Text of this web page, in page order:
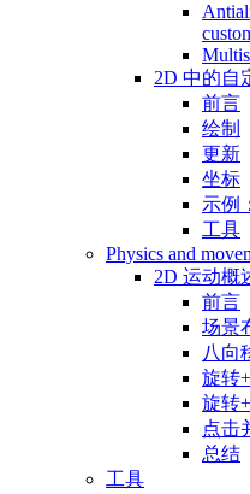
2D 中的自
前言
绘制
更新
坐标
示例
工具
Physics and
2D 运动概
前言
场景
八向
旋转
旋转
点击
总结
工具